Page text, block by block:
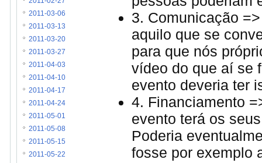
3. Comunicação
aquilo que se
para que nós
vídeo do que aí se
evento deveria ter
4. Financiamento
evento terá os
Poderia
fosse por exemplo
2011-03-06
2011-03-13
2011-03-20
2011-03-27
2011-04-03
2011-04-10
2011-04-17
2011-04-24
2011-05-01
2011-05-08
2011-05-15
2011-05-22